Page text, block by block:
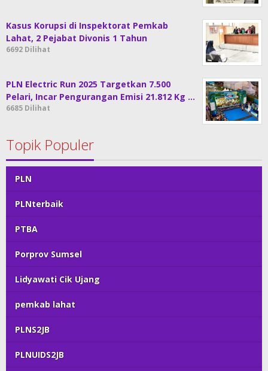
Kasus Korupsi di Inspektorat Pemkab
Lahat, 2 Pejabat Divonis 1 Tahun
6692 Dilihat
PLN Electric Run 2025 Targetkan 7.500
Pelari, Incar Pengurangan Emisi 21.812 Kg …
6685 Dilihat
Topik Populer
PLN
PLNterbaik
PTBA
Porprov Sumsel
Lidyawati Cik Ujang
pemkab lahat
PLNS2JB
PLNUIDS2JB